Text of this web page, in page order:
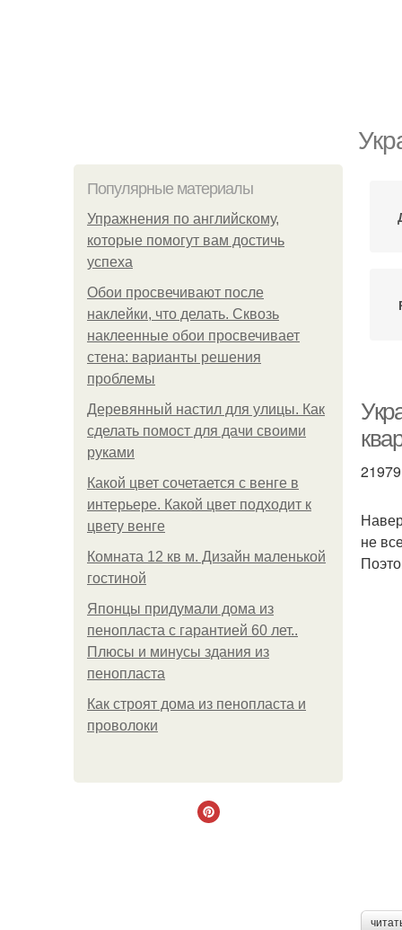
Популярные материалы
Упражнения по английскому,
которые помогут вам достичь
успеха
Обои просвечивают после
наклейки, что делать. Сквозь
наклеенные обои просвечивает
стена: варианты решения
проблемы
Деревянный настил для улицы. Как
сделать помост для дачи своими
руками
Какой цвет сочетается с венге в
интерьере. Какой цвет подходит к
цвету венге
Комната 12 кв м. Дизайн маленькой
гостиной
Японцы придумали дома из
пенопласта с гарантией 60 лет..
Плюсы и минусы здания из
пенопласта
Как строят дома из пенопласта и
проволоки
не